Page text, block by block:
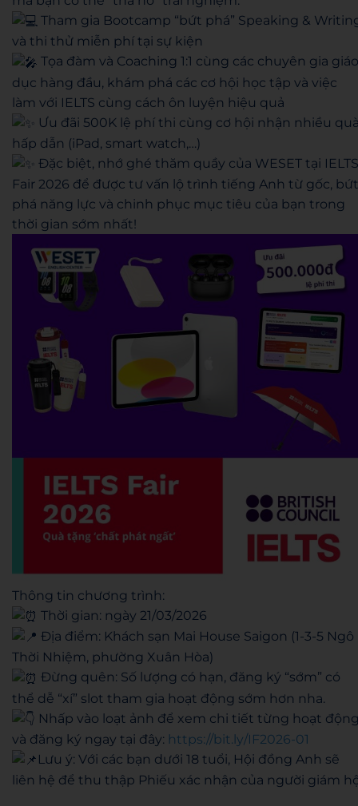
Tham gia Bootcamp “bứt phá” Speaking &
và thi thử miễn phí tại sự kiện
Tọa đàm và Coaching 1:1 cùng các chuyên gia giáo
dục hàng đầu, khám phá các cơ hội học tập và việc
làm với IELTS cùng cách ôn luyện hiệu quả
Ưu đãi 500K lệ phí thi cùng cơ hội nhận nhiều
hấp dẫn (iPad, smart watch,…)
Đặc biệt, nhớ ghé thăm quầy của WESET tại IELTS
Fair 2026 để được tư vấn lộ trình tiếng Anh từ gốc, bứt
phá năng lực và chinh phục mục tiêu của bạn trong
thời gian sớm nhất!
Thông tin chương trình:
Thời gian: ngày 21/03/2026
Địa điểm: Khách sạn Mai House Saigon (1-3-5 Ngô
Thời Nhiệm, phường Xuân Hòa)
Đừng quên: Số lượng có hạn, đăng ký “sớm” có
thể dễ “xí” slot tham gia hoạt động sớm hơn nha.
Nhấp vào loạt ảnh để xem chi tiết từng hoạt
và đăng ký ngay tại đây: https://bit.ly/IF2026-01
Lưu ý: Với các bạn dưới 18 tuổi, Hội đồng Anh sẽ
liên hệ để thu thập Phiếu xác nhận của người giám